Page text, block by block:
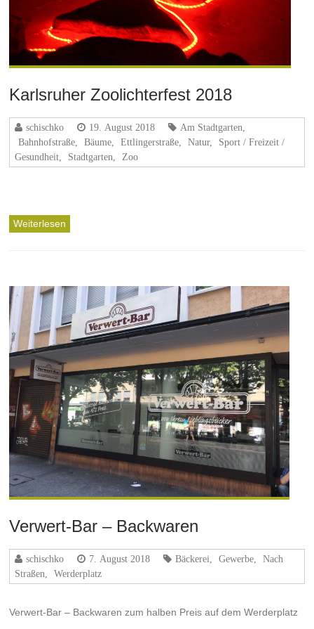
Karlsruher Zoolichterfest 2018
schischko 19. August 2018 Am Stadtgarten
Bahnhofstraße
Bäume Ettlingerstraße Natur,
Sport / Freizeit /
Gesundheit
Stadtgarten Zoo
Weiterlesen
Verwert-Bar – Backwaren
schischko 7. August 2018 Bäckerei Gewerbe
Nach
Straßen
Werderplatz
Verwert-Bar – Backwaren zum halben Preis auf dem Werderplatz